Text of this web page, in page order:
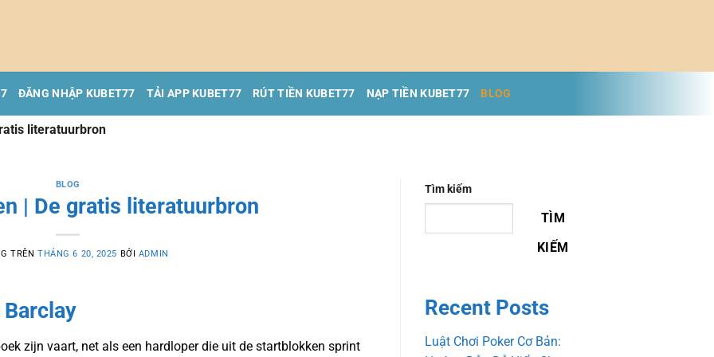
ĐĂNG NHẬP KUBET77 TẢI APP KUBET77 RÚT TIỀN KUBET77 NẠP TIỀN KUBET77 BLOG
literatuurbron
BLOG
| De gratis literatuurbron
TRÊNTHÁNG 6 20, 2025 BỞI ADMIN
zijn vaart, net als een hardloper die uit de startblokken sprint
Tìm kiếm
TÌM
KIẾM
Recent Posts
Luật Chơi Poker Cơ Bản: